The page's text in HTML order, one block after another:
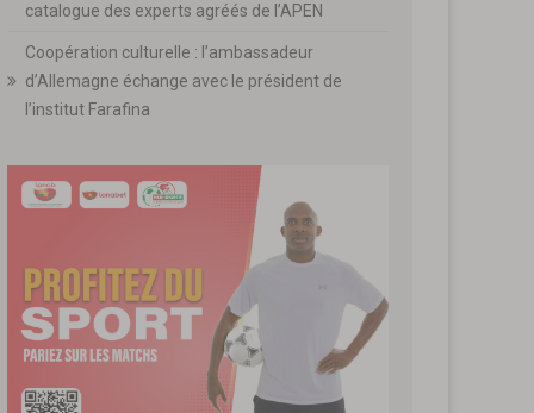
catalogue des experts agréés de l’APEN
Coopération culturelle : l’ambassadeur
d’Allemagne échange avec le président de
l’institut Farafina